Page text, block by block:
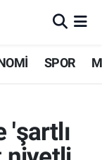
SPOR
'şartlı